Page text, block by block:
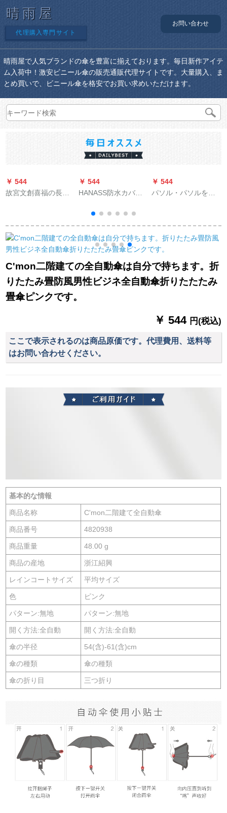
晴雨屋
代理購入専門サイト
お問い合わせ
晴雨屋で人気ブランドの傘を豊富に揃えております。毎日新作アイテ
ム入荷中！激安ビニール傘の販売通販代理サイトです。大量購入、ま
とめ買いで、ビニール傘を格安でお買い求めいただけます。
￥ 544
故宮文創喜福の長雨
￥ 544
HANASS防水カバー
の車載补强柄傘超大
型ペア家族ビアス用
傘ワンラインライン
￥ 544
パソル・パソルを兼
です。
C'mon二階建ての全自動傘は自分で持ちます。折
りたたみ畳防風男性ビジネ全自動傘折りたたたみ
畳傘ピンクです。
￥ 544 円(税込)
ここで表示されるのは商品原価です。代理費用、送料等
はお問い合わせください。
基本的な情報
商品名称 C'mon二階建て全自動傘
商品番号 4820938
商品重量 48.00 g
商品の産地 浙江紹興
レインコートサイズ 平均サイズ
色 ピンク
パターン:無地 パターン:無地
開く方法:全自動 開く方法:全自動
傘の半径 54(含)-61(含)cm
傘の種類 傘の種類
傘の折り目 三つ折り